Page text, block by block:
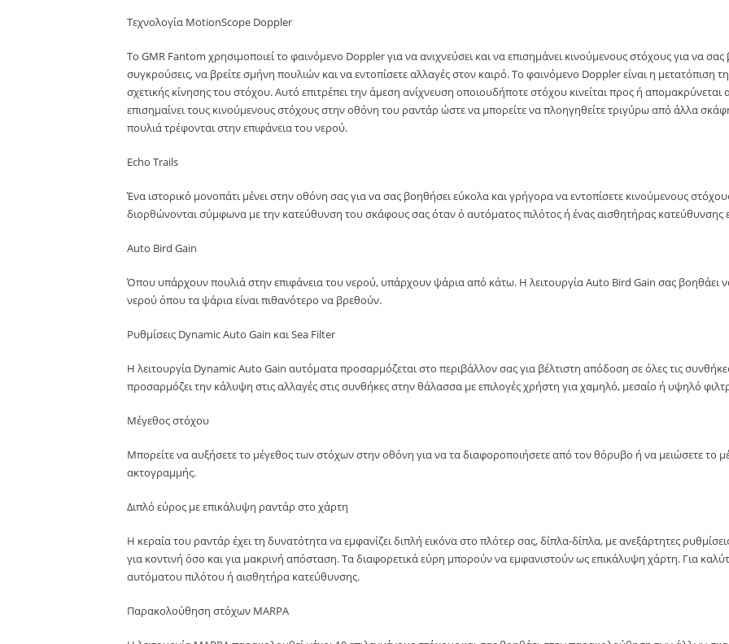
Τεχνολογία MotionScope Doppler
Το GMR Fantom χρησιμοποιεί το φαινόμενο Doppler για να ανιχνεύσει και να επισημάνει κινούμενους στόχους για να
συγκρούσεις, να βρείτε σμήνη πουλιών και να εντοπίσετε αλλαγές στον καιρό. Το φαινόμενο Doppler είναι η
σχετικής κίνησης του στόχου. Αυτό επιτρέπει την άμεση ανίχνευση οποιουδήποτε στόχου κινείται προς ή
επισημαίνει τους κινούμενους στόχους στην οθόνη του ραντάρ ώστε να μπορείτε να πλοηγηθείτε τριγύρω από άλλα
πουλιά τρέφονται στην επιφάνεια του νερού.
Echo Trails
Ένα ιστορικό μονοπάτι μένει στην οθόνη σας για να σας βοηθήσει εύκολα και γρήγορα να εντοπίσετε κινούμενους
διορθώνονται σύμφωνα με την κατεύθυνση του σκάφους σας όταν ό αυτόματος πιλότος ή ένας αισθητήρας κατεύθυνσης
Auto Bird Gain
Όπου υπάρχουν πουλιά στην επιφάνεια του νερού, υπάρχουν ψάρια από κάτω. Η λειτουργία Auto Bird Gain σας βοηθάει
νερού όπου τα ψάρια είναι πιθανότερο να βρεθούν.
Ρυθμίσεις Dynamic Auto Gain και Sea Filter
Η λειτουργία Dynamic Auto Gain αυτόματα προσαρμόζεται στο περιβάλλον σας για βέλτιστη απόδοση σε όλες τις
προσαρμόζει την κάλυψη στις αλλαγές στις συνθήκες στην θάλασσα με επιλογές χρήστη για χαμηλό, μεσαίο ή υψηλό
Μέγεθος στόχου
Μπορείτε να αυξήσετε το μέγεθος των στόχων στην οθόνη για να τα διαφοροποιήσετε από τον θόρυβο ή να μειώσετε το
ακτογραμμής.
Διπλό εύρος με επικάλυψη ραντάρ στο χάρτη
Η κεραία του ραντάρ έχει τη δυνατότητα να εμφανίζει διπλή εικόνα στο πλότερ σας, δίπλα-δίπλα, με ανεξάρτητες
για κοντινή όσο και για μακρινή απόσταση. Τα διαφορετικά εύρη μπορούν να εμφανιστούν ως επικάλυψη χάρτη. Για
αυτόματου πιλότου ή αισθητήρα κατεύθυνσης.
Παρακολούθηση στόχων MARPA